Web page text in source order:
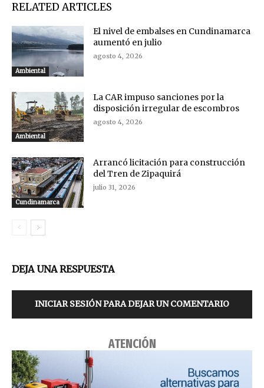
RELATED ARTICLES
Ambiental
El nivel de embalses en Cundinamarca
aumentó en julio
agosto 4, 2026
Ambiental
La CAR impuso sanciones por la
disposición irregular de escombros
agosto 4, 2026
Cundinamarca
Arrancó licitación para construcción
del Tren de Zipaquirá
julio 31, 2026
DEJA UNA RESPUESTA
INICIAR SESIÓN PARA DEJAR UN COMENTARIO
ATENCIÓN